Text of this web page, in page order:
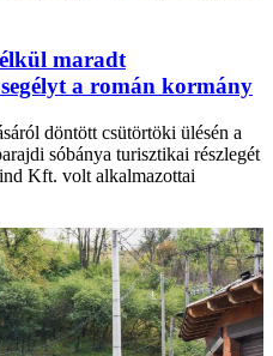
maradt
a román kormány
döntött csütörtöki ülésén a
sóbánya turisztikai részlegét
Kft. volt alkalmazottai